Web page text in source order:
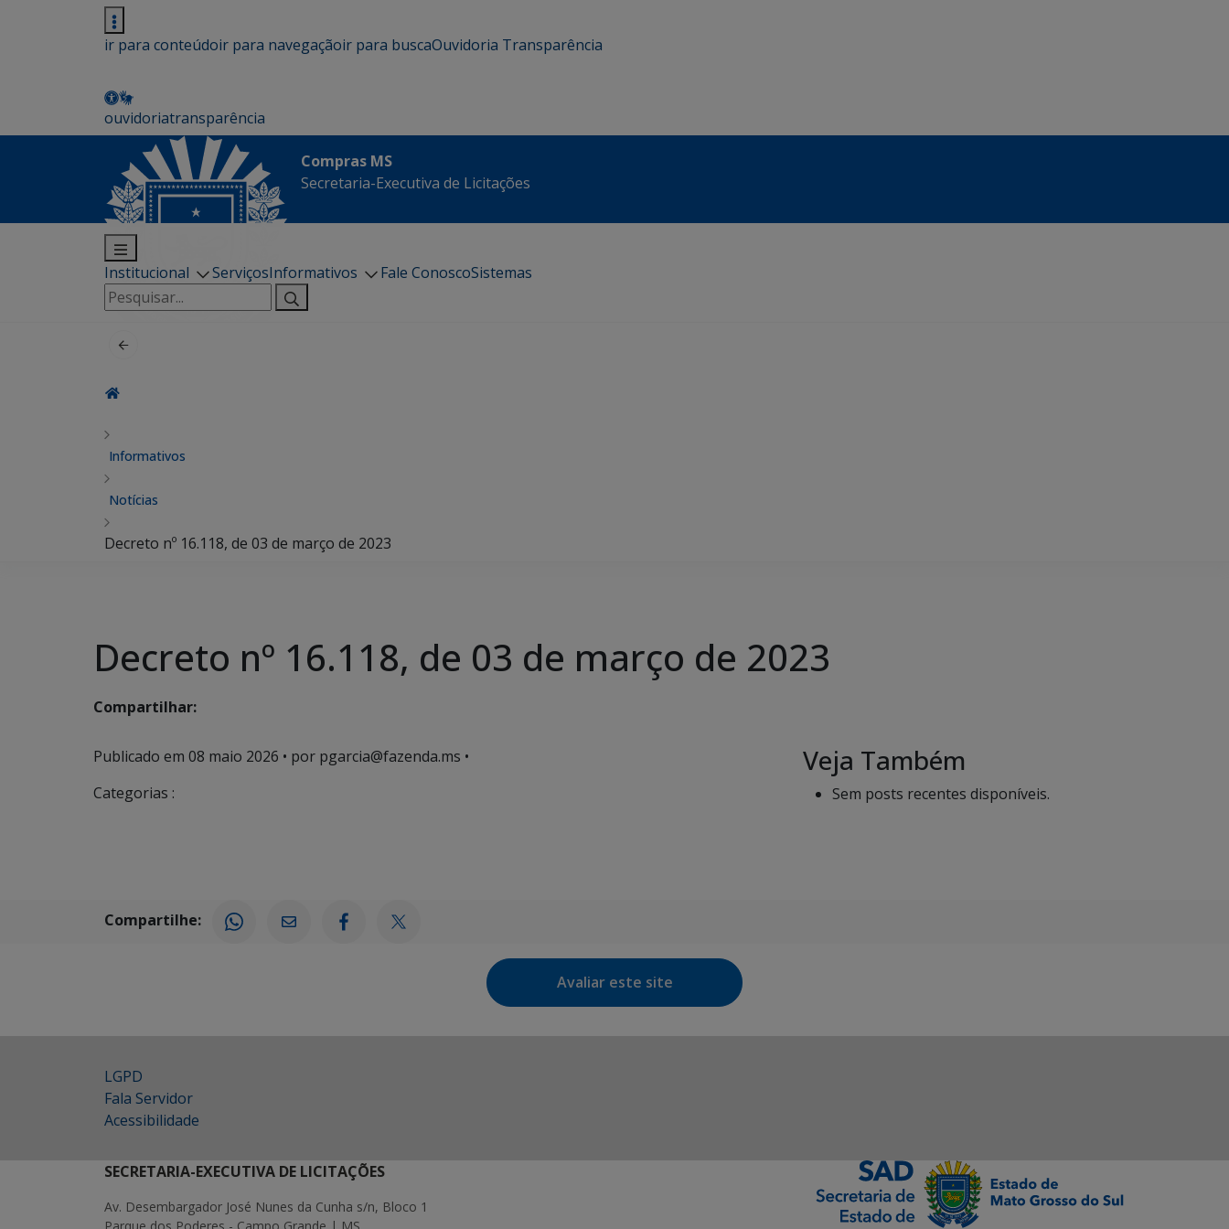
ir para conteúdoir para navegaçãoir para buscaOuvidoria Transparência
ouvidoriatransparência
Compras MS
Secretaria-Executiva de Licitações
Institucional ServiçosInformativos Fale ConoscoSistemas
Pesquisar
por:
Informativos
Notícias
Decreto nº 16.118, de 03 de março de 2023
Decreto nº 16.118, de 03 de março de 2023
Compartilhar:
Publicado em 08 maio 2026 • por pgarcia@fazenda.ms •
Categorias :
Veja Também
Sem posts recentes disponíveis.
Compartilhe:
Avaliar este site
LGPD
Fala Servidor
Acessibilidade
SECRETARIA-EXECUTIVA DE LICITAÇÕES
Av. Desembargador José Nunes da Cunha s/n, Bloco 1